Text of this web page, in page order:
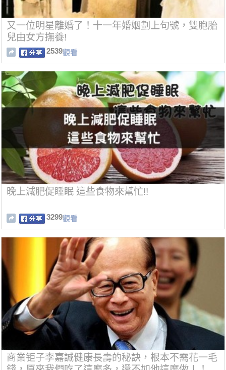
又一位明星離婚了！十一年婚姻劃上句號，雙胞胎
兒由女方撫養!
2539觀看
晚上減肥促睡眠 這些食物來幫忙!!
3299觀看
商業钜子李嘉誠健康長壽的秘訣，根本不需花一毛